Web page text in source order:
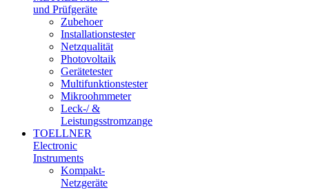
und Prüfgeräte
Zubehoer
Installationstester
Netzqualität
Photovoltaik
Gerätetester
Multifunktionstester
Mikroohmmeter
Leck-/ &
Leistungsstromzange
TOELLNER
Electronic
Instruments
Kompakt-
Netzgeräte